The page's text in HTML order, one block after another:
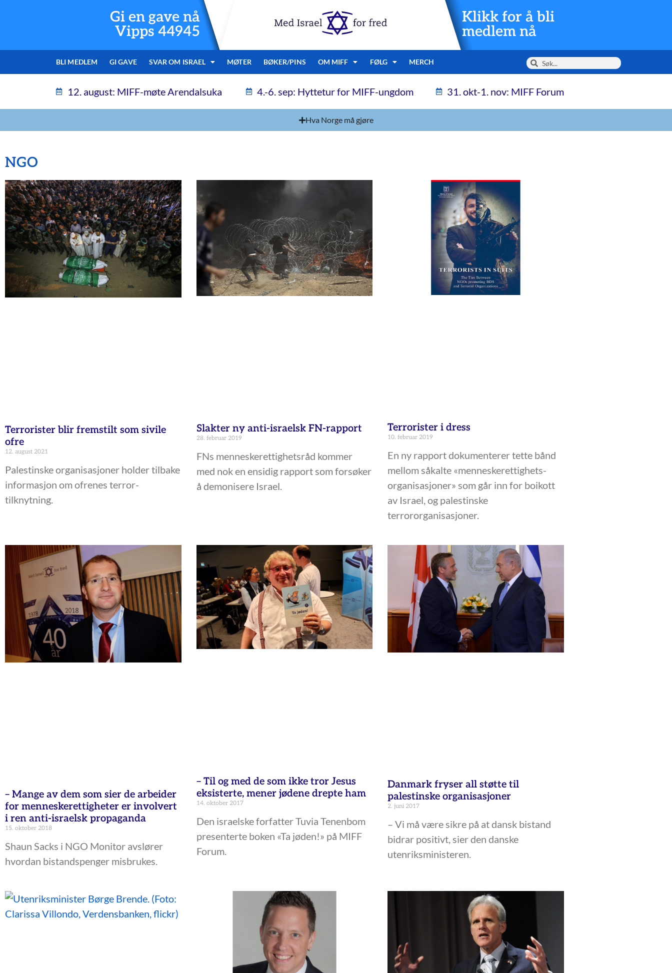
Gi en gave nå
Vipps 44945
Klikk for å bli
medlem nå
BLI MEDLEM GI GAVE SVAR OM ISRAEL MØTER BØKER/PINS OM MIFF FØLG MERCH
12. august: MIFF-møte Arendalsuka 4.-6. sep: Hyttetur for MIFF-ungdom 31. okt-1. nov: MIFF Forum
Hva Norge må gjøre
NGO
Terrorister blir fremstilt som sivile
ofre
12. august 2021
Palestinske organisasjoner holder tilbake
informasjon om ofrenes terror-
tilknytning.
Slakter ny anti-israelsk FN-rapport
28. februar 2019
FNs menneskerettighetsråd kommer
med nok en ensidig rapport som forsøker
å demonisere Israel.
Terrorister i dress
10. februar 2019
En ny rapport dokumenterer tette bånd
mellom såkalte «menneskerettighets-
organisasjoner» som går inn for boikott
av Israel, og palestinske
terrororganisasjoner.
– Mange av dem som sier de arbeider
for menneskerettigheter er involvert
i ren anti-israelsk propaganda
15. oktober 2018
Shaun Sacks i NGO Monitor avslører
hvordan bistandspenger misbrukes.
– Til og med de som ikke tror Jesus
eksisterte, mener jødene drepte ham
14. oktober 2017
Den israelske forfatter Tuvia Tenenbom
presenterte boken «Ta jøden!» på MIFF
Forum.
Danmark fryser all støtte til
palestinske organisasjoner
2. juni 2017
– Vi må være sikre på at dansk bistand
bidrar positivt, sier den danske
utenriksministeren.